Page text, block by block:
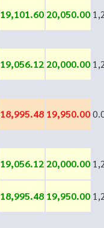
19,101.60 20,050.00
19,056.12 20,000.00
18,995.48 19,950.00
19,056.12 20,000.00
18,995.48 19,950.00